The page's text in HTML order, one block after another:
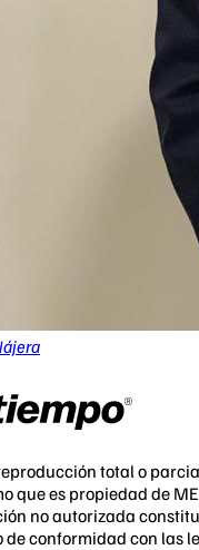
total o
que es propiedad de
no autorizada
conformidad con las